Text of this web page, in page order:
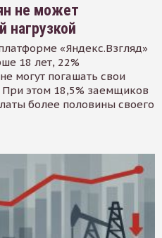
не может
нагрузкой
«Яндекс.Взгляд»
18 лет, 22%
могут погашать свои
этом 18,5% заемщиков
более половины своего